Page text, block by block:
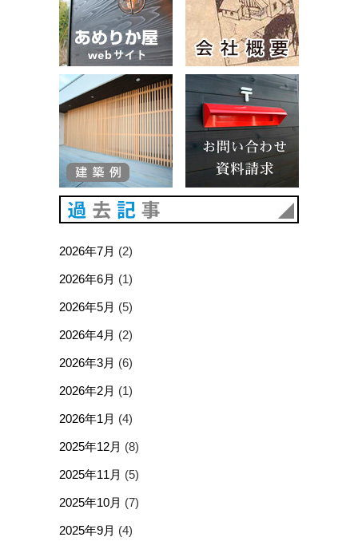
2026年7月 (2)
2026年6月 (1)
2026年5月 (5)
2026年4月 (2)
2026年3月 (6)
2026年2月 (1)
2026年1月 (4)
2025年12月 (8)
2025年11月 (5)
2025年10月 (7)
2025年9月 (4)